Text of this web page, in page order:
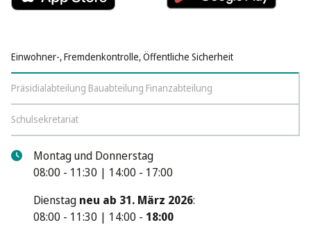
Einwohner-, Fremdenkontrolle, Öffentliche Sicherheit
Präsidialabteilung Bauabteilung Finanzabteilung
Schulsekretariat
Montag und Donnerstag
08:00 - 11:30 | 14:00 - 17:00
Dienstag neu ab 31. März 2026:
08:00 - 11:30 | 14:00 - 18:00